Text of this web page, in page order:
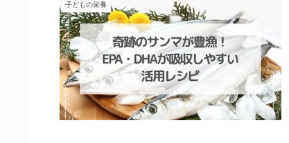
子どもの栄養